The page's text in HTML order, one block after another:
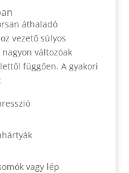
áthaladó
vezető súlyos
változóak
függően. A gyakori
vagy lép